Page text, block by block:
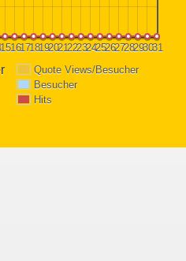
1516171819202122232425262728293031
Quote Views/Besucher
Besucher
Hits